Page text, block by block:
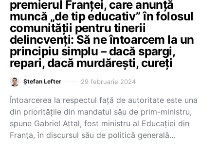
premierul Franței, care anunță
muncă „de tip educativ” în folosul
comunității pentru tinerii
delincvenți: Să ne întoarcem la un
principiu simplu – dacă spargi,
repari, dacă murdărești, cureți
Ștefan Lefter 29 februarie 2024
Întoarcerea la respectul față de autoritate este una
din prioritățile din mandatul său de prim-ministru,
spune Gabriel Attal, fost ministru al Educației din
Franța, în discursul său de politică generală…